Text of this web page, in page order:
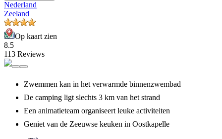
Nederland
Zeeland
Op kaart zien
8.5
113 Reviews
Zwemmen kan in het verwarmde binnenzwembad
De camping ligt slechts 3 km van het strand
Een animatieteam organiseert leuke activiteiten
Geniet van de Zeeuwse keuken in Oostkapelle